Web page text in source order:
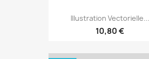
Illustration Vectorielle...
10,80 €